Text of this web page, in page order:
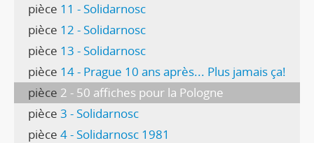
pièce 11 - Solidarnosc
pièce 12 - Solidarnosc
pièce 13 - Solidarnosc
pièce 14 - Prague 10 ans après... Plus jamais ça!
pièce 2 - 50 affiches pour la Pologne
pièce 3 - Solidarnosc
pièce 4 - Solidarnosc 1981